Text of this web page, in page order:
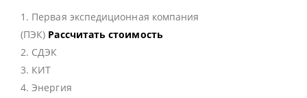
1. Первая экспедиционная компания
(ПЭК) Рассчитать стоимость
2. СДЭК
3. КИТ
4. Энергия